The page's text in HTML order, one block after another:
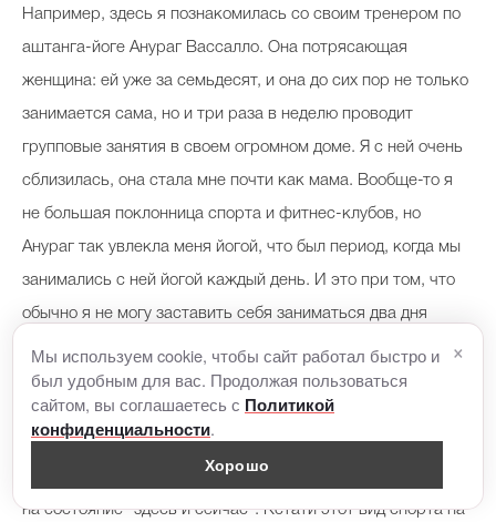
Например, здесь я познакомилась со своим тренером по
аштанга-йоге Анураг Вассалло. Она потрясающая
женщина: ей уже за семьдесят, и она до сих пор не только
занимается сама, но и три раза в неделю проводит
групповые занятия в своем огромном доме. Я с ней очень
сблизилась, она стала мне почти как мама. Вообще-то я
не большая поклонница спорта и фитнес-клубов, но
Анураг так увлекла меня йогой, что был период, когда мы
занимались с ней йогой каждый день. И это при том, что
обычно я не могу заставить себя заниматься два дня
подряд. У Анураг есть сайт — Ashtanga Yoga Ibiza, там
можно узнать, чем она занимается и как пришла к этим
практикам.
Йога помогает мне почувствовать свое тело, настраивает
на состояние "здесь и сейчас". Кстати этот вид спорта на
Мы используем cookie, чтобы сайт работал быстро и
был удобным для вас. Продолжая пользоваться
сайтом, вы соглашаетесь с Политикой
конфиденциальности.
Хорошо
×